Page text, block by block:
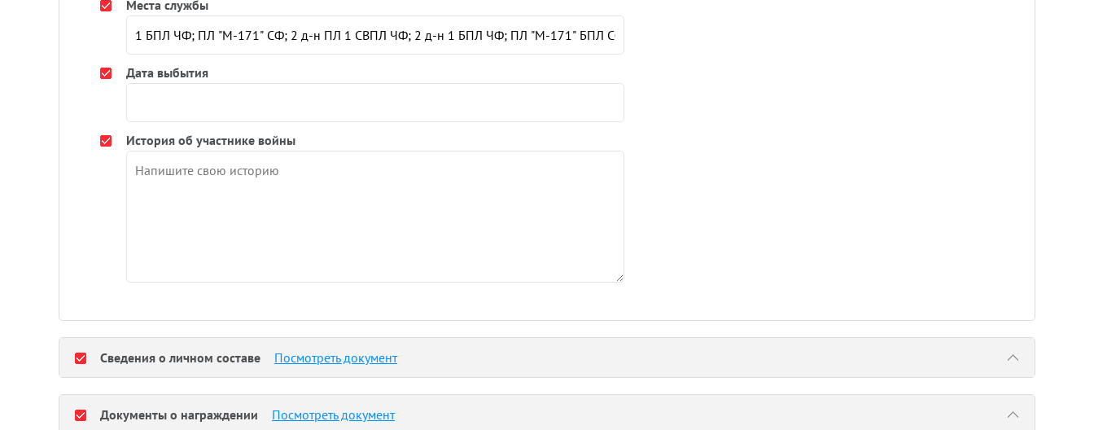
Места службы
Дата выбытия
История об участнике войны
Сведения о личном составе Посмотреть документ
Документы о награждении Посмотреть документ